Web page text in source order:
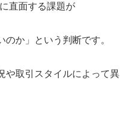
直面する課題が
のか」という判断です。
や取引スタイルによって異